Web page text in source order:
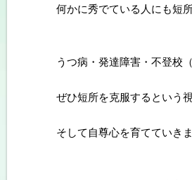
何かに秀でている人にも短
うつ病・発達障害・不登校
ぜひ短所を克服するという
そして自尊心を育てていきま